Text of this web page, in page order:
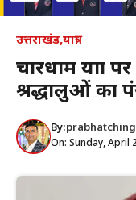
उत्तराखंड,यात्रा
चारधाम यात्रा
श्रद्धालुओं का
By:
On: Sunday, April